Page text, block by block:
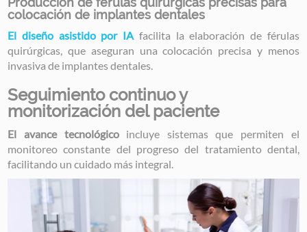
colocación de implantes dentales
El diseño asistido por IA facilita la elaboración de férulas
quirúrgicas, que aseguran una colocación precisa y menos
invasiva de implantes dentales.
Seguimiento continuo y
monitorización del paciente
El avance tecnológico incluye sistemas que permiten el
monitoreo constante del progreso del tratamiento dental,
facilitando un cuidado más integral.